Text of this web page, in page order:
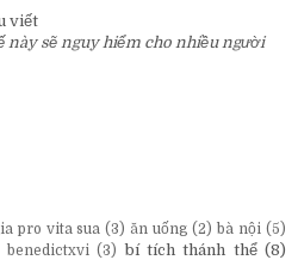
viết
này sẽ nguy hiểm cho nhiều người
pro vita sua (3) ăn uống (2) bà nội (5)
benedictxvi (3) bí tích thánh thể (8)